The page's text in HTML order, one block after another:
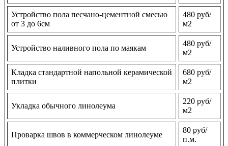
Устройство пола песчано-цементной смесью
от 3 до 6см
480 руб/
м2
Устройство наливного пола по маякам
480 руб/
м2
Кладка стандартной напольной керамической
плитки
680 руб/
м2
Укладка обычного линолеума
220 руб/
м2
Проварка швов в коммерческом линолеуме
80 руб/
п.м.